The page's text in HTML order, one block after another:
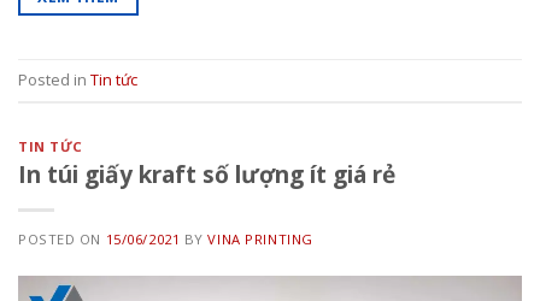
Posted in Tin tức
TIN TỨC
In túi giấy kraft số lượng ít giá rẻ
POSTED ON 15/06/2021 BYVINA PRINTING